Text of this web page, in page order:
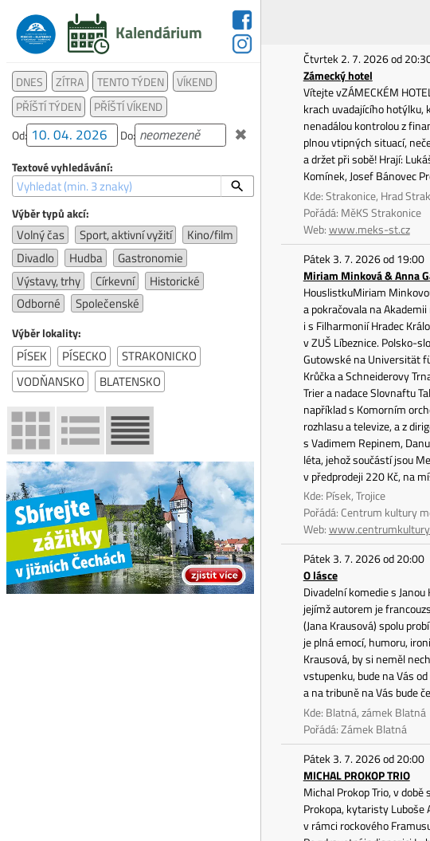
Kalendárium
DNES ZÍTRA TENTO TÝDEN
VÍKEND
PŘÍŠTÍ TÝDEN
PŘÍŠTÍ VÍKEND
Od:
Do: ✖
Textové vyhledávání:
Výběr typů akcí:
Volný čas Sport, aktivní vyžití
Kino/film
Divadlo
Hudba
Gastronomie
Výstavy, trhy
Církevní
Historické
Odborné
Společenské
Výběr lokality:
PÍSEK PÍSECKO
STRAKONICKO
VODŇANSKO
BLATENSKO
Čtvrtek 2. 7. 2026 od
Zámecký hotel
Vítejte vZÁMECKÉM
krach uvadajícího hotýlku,
nenadálou kontrolou z
plnou vtipných situací,
a držet při sobě! Hrají:
Komínek, Josef Bánovec
Kde: Strakonice, Hrad
Pořádá: MěKS Strakonice
Web:www.meks-st.cz
Pátek 3. 7. 2026 od 19:00
Miriam Minková & Anna
HouslistkuMiriam
a pokračovala na
i s Filharmonií Hradec
v ZUŠ Líbeznice. Polsko-
Gutowské na Universität
Krůčka a Schneiderovy
Trier a nadace Slovnaftu
například s Komorním
rozhlasu a televize, a z
s Vadimem Repinem,
léta, jehož součástí jsou
v předprodeji 220 Kč, na
Kde: Písek, Trojice
Pořádá: Centrum kultury
Web:
Pátek 3. 7. 2026 od 20:00
O lásce
Divadelní komedie s
jejímž autorem je
(Jana Krausová) spolu
je plná emocí, humoru,
Krausová, by si neměl
vstupenku, bude na Vás
a na tribuně na Vás bude
Kde: Blatná, zámek Blatná
Pořádá: Zámek Blatná
Pátek 3. 7. 2026 od 20:00
MICHAL PROKOP TRIO
Michal Prokop Trio, v
Prokopa, kytaristy Luboše
v rámci rockového